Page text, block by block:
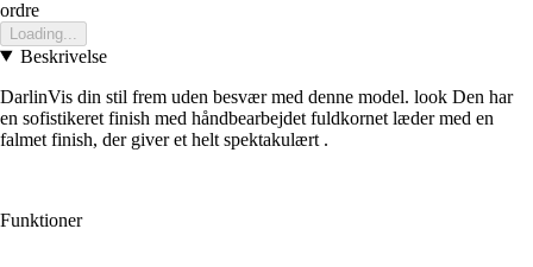
ordre
Loading...
Beskrivelse
DarlinVis din stil frem uden besvær med denne model. look Den har
en sofistikeret finish med håndbearbejdet fuldkornet læder med en
falmet finish, der giver et helt spektakulært .
Funktioner